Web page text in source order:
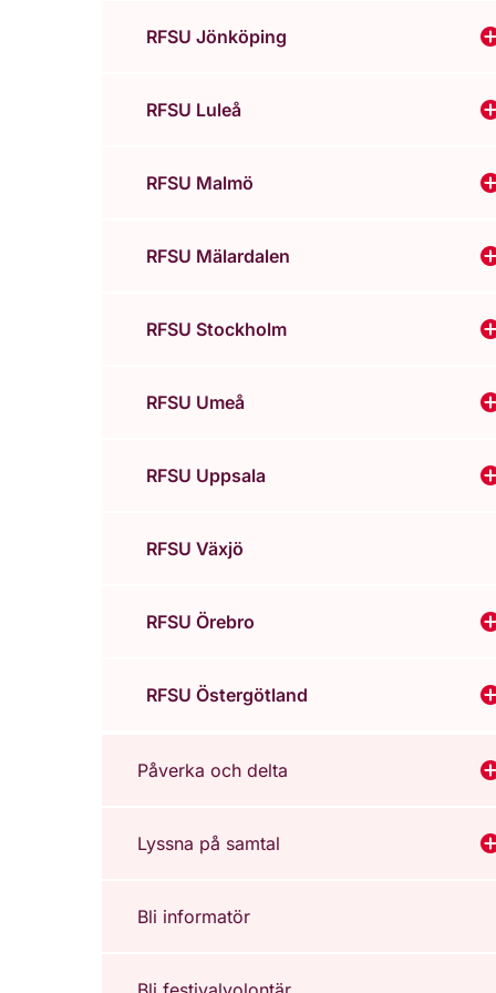
RFSU Jönköping
RFSU Luleå
RFSU Malmö
RFSU Mälardalen
RFSU Stockholm
RFSU Umeå
RFSU Uppsala
RFSU Växjö
RFSU Örebro
RFSU Östergötland
Påverka och delta
Lyssna på samtal
Bli informatör